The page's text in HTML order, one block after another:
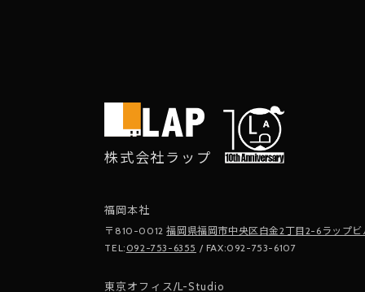
株式会社ラップ
福岡本社
〒810-0012福岡県福岡市中央区白金2丁目2-6ラップビ
TEL: 092-753-6355 / FAX:092-753-6107
東京オフィス/L-Studio